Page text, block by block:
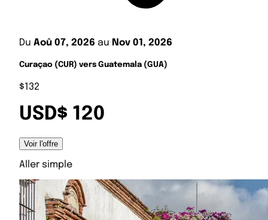
Du Aoû 07, 2026 au Nov 01, 2026
Curaçao (CUR) vers Guatemala (GUA)
$132
USD$ 120
Voir l'offre
Aller simple